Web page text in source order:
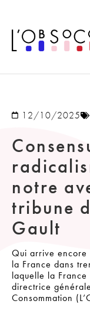
12/10/2025
notre
tribune
Gault
Qui arrive encore
la France dans
laquelle la
directrice
Consommation